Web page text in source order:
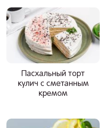
Пасхальный торт
кулич с сметанным
кремом